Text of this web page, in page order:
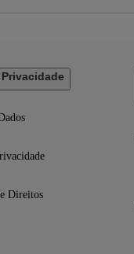
Direitos